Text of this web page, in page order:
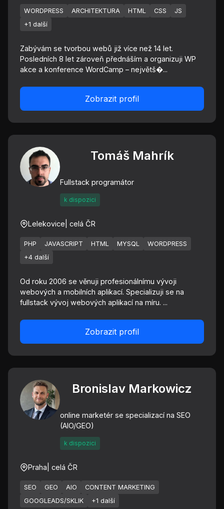
WORDPRESS ARCHITEKTURA HTML CSS
JS
+1 další
Zabývám se tvorbou webů již více než 14 let.
Posledních 8 let zároveň přednáším a organizuji WP
akce a konference WordCamp – největš�...
Zobrazit profil
Tomáš Mahrík
Fullstack programátor
k dispozici
Lelekovice | celá ČR
PHP JAVASCRIPT HTML MYSQL
WORDPRESS
+4 další
Od roku 2006 se věnuji profesionálnímu vývoji
webových a mobilních aplikací. Specializuji se na
fullstack vývoj webových aplikací na míru. ...
Zobrazit profil
Bronislav Markowicz
online marketér se specializací na SEO
(AIO/GEO)
k dispozici
Praha | celá ČR
SEO GEO AIO
CONTENT MARKETING
GOOGLEADS/SKLIK
+1 další